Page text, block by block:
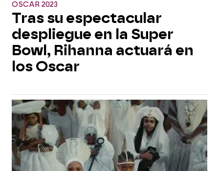
OSCAR 2023
Tras su espectacular
despliegue en la Super
Bowl, Rihanna actuará en
los Oscar